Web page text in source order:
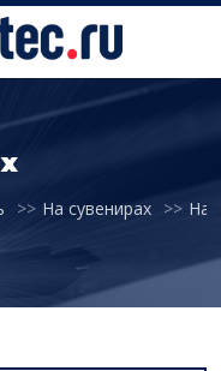
На сувенирах На